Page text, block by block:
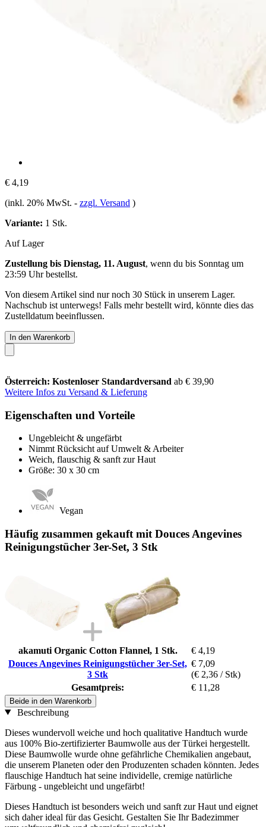
€ 4,19
(inkl. 20% MwSt. - zzgl. Versand )
Variante: 1 Stk.
Auf Lager
Zustellung bis Dienstag, 11. August, wenn du bis Sonntag um
23:59 Uhrbestellst.
Von diesem Artikel sind nur noch 30 Stück in unserem Lager.
Nachschub ist unterwegs! Falls mehr bestellt wird, könnte dies das
Zustelldatum beeinflussen.
In den Warenkorb
Österreich: Kostenloser Standardversand ab € 39,90
Weitere Infos zu Versand & Lieferung
Eigenschaften und Vorteile
Ungebleicht & ungefärbt
Nimmt Rücksicht auf Umwelt & Arbeiter
Weich, flauschig & sanft zur Haut
Größe: 30 x 30 cm
Vegan
Häufig zusammen gekauft mit Douces Angevines
Reinigungstücher 3er-Set, 3 Stk
akamuti Organic Cotton Flannel, 1 Stk.
€ 4,19
Douces Angevines Reinigungstücher 3er-Set,
3 Stk
€ 7,09
(€ 2,36 / Stk)
Gesamtpreis:
€ 11,28
Beide in den Warenkorb
Beschreibung
Dieses wundervoll weiche und hoch qualitative Handtuch wurde
aus 100% Bio-zertifizierter Baumwolle aus der Türkei hergestellt.
Diese Baumwolle wurde ohne gefährliche Chemikalien angebaut,
die unserem Planeten oder den Produzenten schaden könnten. Jedes
flauschige Handtuch hat seine individelle, cremige natürliche
Färbung - ungebleicht und ungefärbt!
Dieses Handtuch ist besonders weich und sanft zur Haut und eignet
sich daher ideal für das Gesicht. Gestalten Sie Ihr Badezimmer